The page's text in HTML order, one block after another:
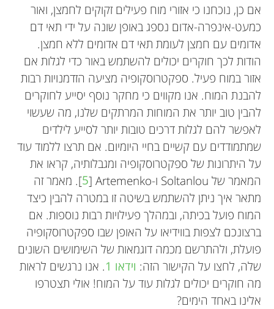
אם כן, נוכחנו כי אזורי מוח פעילים זקוקים לחמצן, ואור
כמעט-אינפרה-אדום נספג באופן שונה על ידי תאי דם
אדומים עם חמצן לעומת תאי דם אדומים ללא חמצן.
הודות לכך חוקרים יכולים להשתמש באור כדי לגלות אם
אזור במוח פעיל. ספקטרוסקופיה מציעה הזדמנויות רבות
להבנת המוח. אנו מקווים כי מחקר נוסף יסייע לחוקרים
להבין טוב יותר את המוחות המרתקים שלנו, מה שעשוי
לאפשר להם לגלות דרכים טובות יותר לסייע לילדים
שמתמודדים עם קשיים בחיי היומיום. אם תרצו ללמוד עוד
על היתרונות של ספקטרוסקופיה ומגבלותיה, קראו את
המאמר של Soltanlou ו-Artemenko
[
5]. מאמר זה
מתאר איך ניתן להשתמש בשיטה זו במטרה להבין כיצד
המוח פועל בכיתה, ובמהלך פעילויות רבות נוספות. אם
ברצונכם לצפות בווידיאו על האופן שבו ספקטרוסקופיה
פועלת, ולהתרשם מכמה דוגמאות של השימושים השונים
שלה, לחצו על הקישור הזה: וידאו 1
. אנו נרגשים לראות
מה חוקרים יכולים לגלות עוד על המוח! אולי תצטרפו
אלינו באחד הימים?